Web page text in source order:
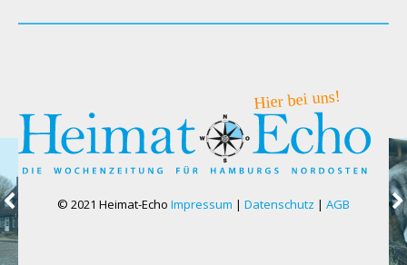
© 2021 Heimat-Echo Impressum | Datenschutz | AGB